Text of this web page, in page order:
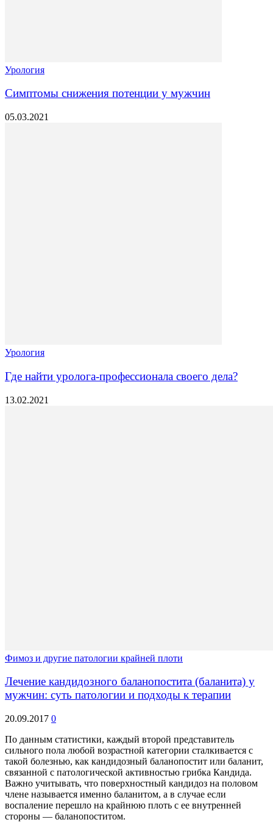
Урология
Симптомы снижения потенции у мужчин
05.03.2021
Урология
Где найти уролога-профессионала своего дела?
13.02.2021
Фимоз и другие патологии крайней плоти
Лечение кандидозного баланопостита (баланита) у
мужчин: суть патологии и подходы к терапии
20.09.2017 0
По данным статистики, каждый второй представитель
сильного пола любой возрастной категории сталкивается с
такой болезнью, как кандидозный баланопостит или баланит,
связанной с патологической активностью грибка Кандида.
Важно учитывать, что поверхностный кандидоз на половом
члене называется именно баланитом, а в случае если
воспаление перешло на крайнюю плоть с ее внутренней
стороны — баланопоститом.